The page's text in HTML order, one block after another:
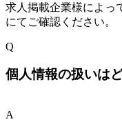
求人掲載企業様によっ
にてご確認ください。
Q
個人情報の扱いは
A